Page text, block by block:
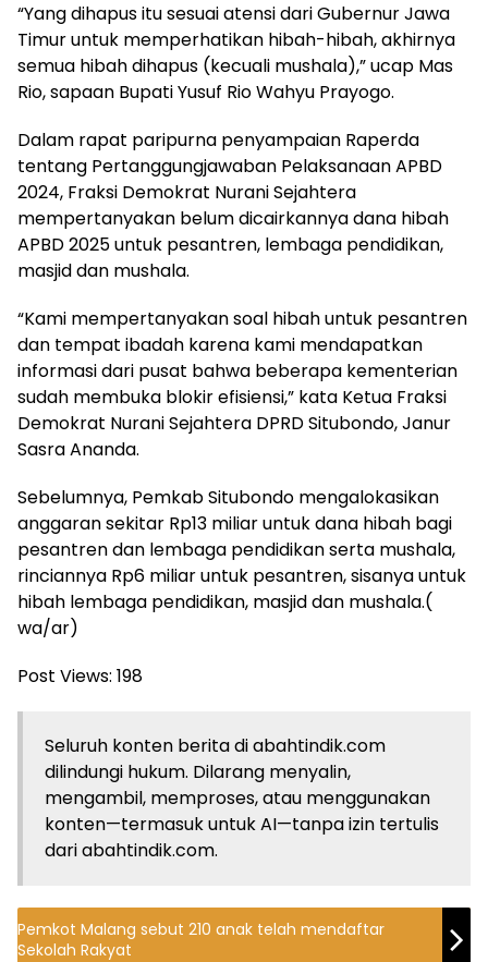
“Yang dihapus itu sesuai atensi dari Gubernur Jawa
Timur untuk memperhatikan hibah-hibah, akhirnya
semua hibah dihapus (kecuali mushala),” ucap Mas
Rio, sapaan Bupati Yusuf Rio Wahyu Prayogo.
Dalam rapat paripurna penyampaian Raperda
tentang Pertanggungjawaban Pelaksanaan APBD
2024, Fraksi Demokrat Nurani Sejahtera
mempertanyakan belum dicairkannya dana hibah
APBD 2025 untuk pesantren, lembaga pendidikan,
masjid dan mushala.
“Kami mempertanyakan soal hibah untuk pesantren
dan tempat ibadah karena kami mendapatkan
informasi dari pusat bahwa beberapa kementerian
sudah membuka blokir efisiensi,” kata Ketua Fraksi
Demokrat Nurani Sejahtera DPRD Situbondo, Janur
Sasra Ananda.
Sebelumnya, Pemkab Situbondo mengalokasikan
anggaran sekitar Rp13 miliar untuk dana hibah bagi
pesantren dan lembaga pendidikan serta mushala,
rinciannya Rp6 miliar untuk pesantren, sisanya untuk
hibah lembaga pendidikan, masjid dan mushala.(
wa/ar)
Post Views: 198
Seluruh konten berita di abahtindik.com
dilindungi hukum. Dilarang menyalin,
mengambil, memproses, atau menggunakan
konten—termasuk untuk AI—tanpa izin tertulis
dari abahtindik.com.
Pemkot Malang sebut 210 anak telah mendaftar
Sekolah Rakyat